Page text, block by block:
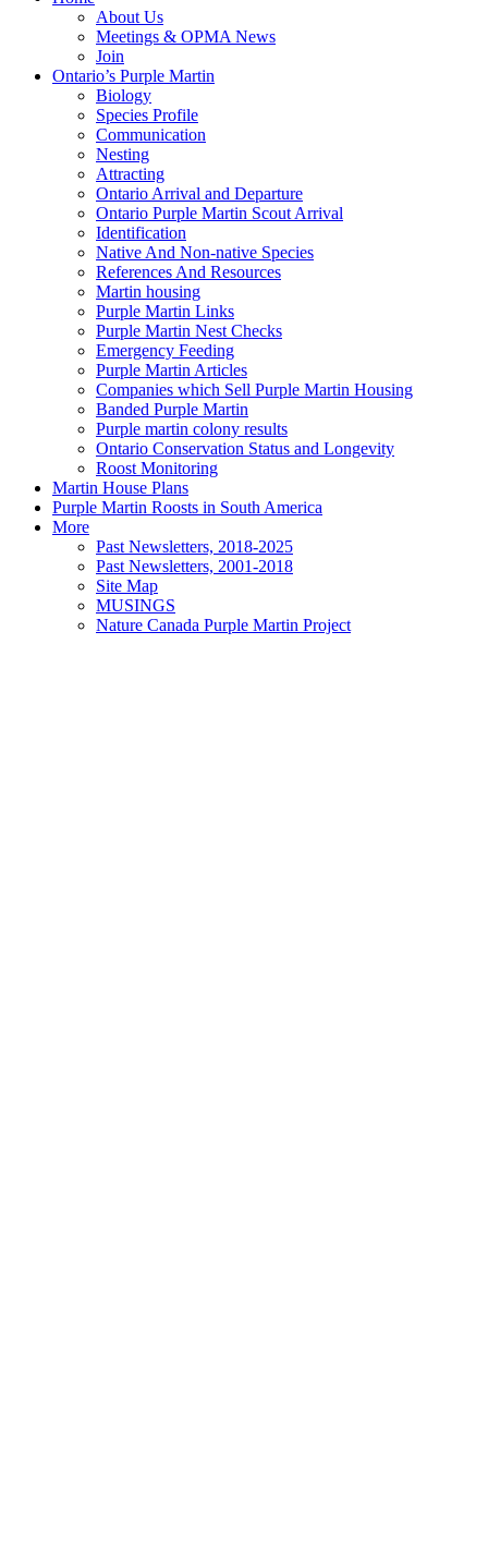
About Us
Meetings & OPMA News
Join
Ontario’s Purple Martin
Biology
Species Profile
Communication
Nesting
Attracting
Ontario Arrival and Departure
Ontario Purple Martin Scout Arrival
Identification
Native And Non-native Species
References And Resources
Martin housing
Purple Martin Links
Purple Martin Nest Checks
Emergency Feeding
Purple Martin Articles
Companies which Sell Purple Martin Housing
Banded Purple Martin
Purple martin colony results
Ontario Conservation Status and Longevity
Roost Monitoring
Martin House Plans
Purple Martin Roosts in South America
More
Past Newsletters, 2018-2025
Past Newsletters, 2001-2018
Site Map
MUSINGS
Nature Canada Purple Martin Project